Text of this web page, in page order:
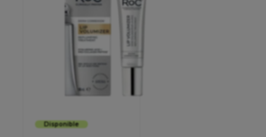
Disponible